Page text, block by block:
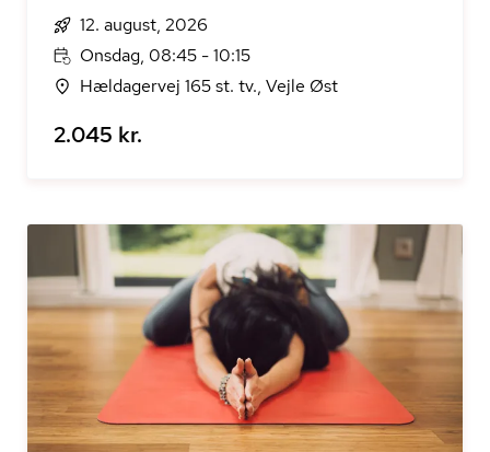
12. august, 2026
Onsdag, 08:45 - 10:15
Hældagervej 165 st. tv., Vejle Øst
2.045 kr.